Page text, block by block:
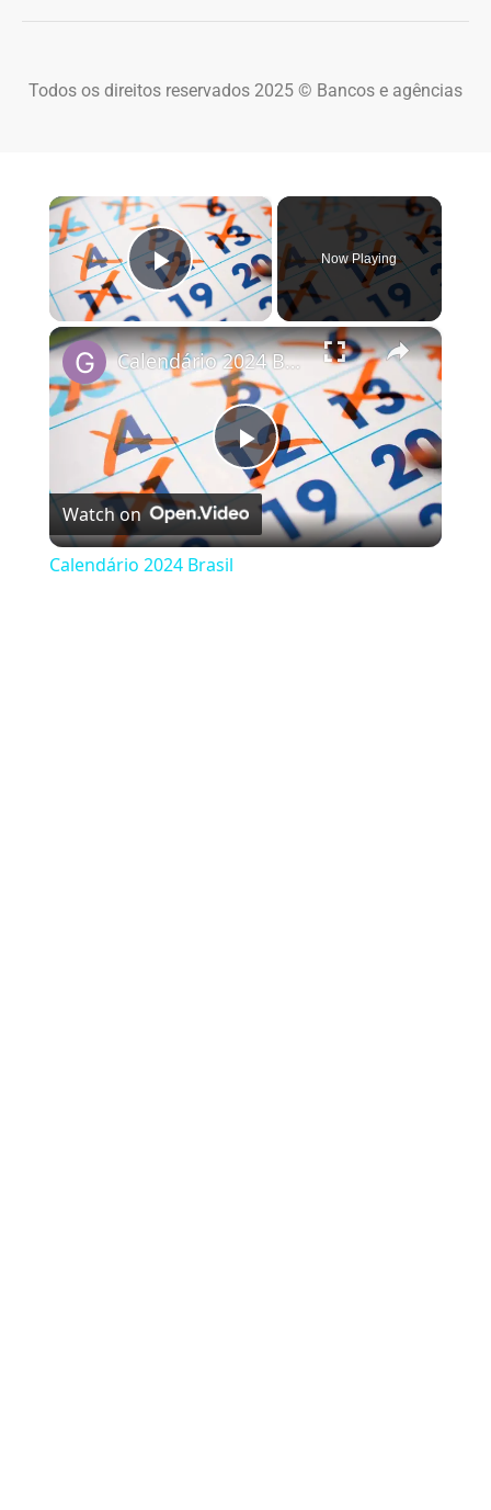
Todos os direitos reservados 2025 © Bancos e agências
×
Play Video
Now Playing
×
Play Video
Calendário 2024 Brasil
Watch on
Calendário 2024 Brasil